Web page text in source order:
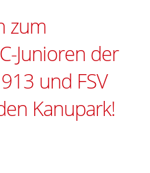
zum
Junioren der
und FSV
Kanupark!